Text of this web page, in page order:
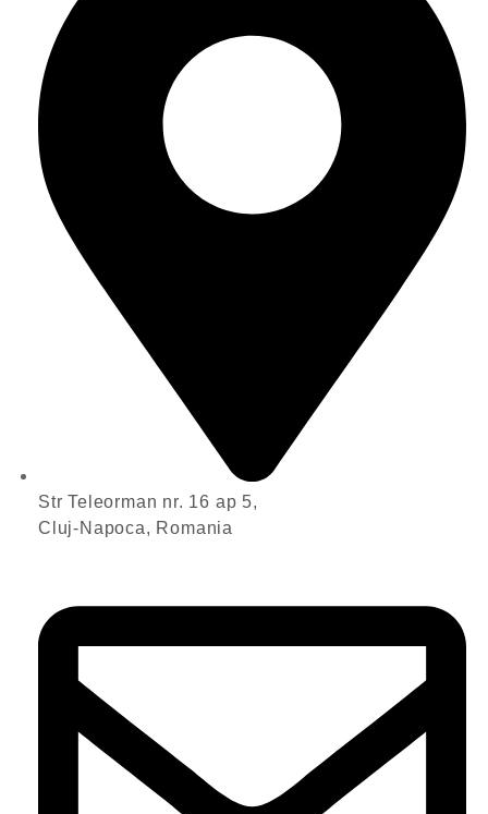
Str Teleorman nr. 16 ap 5,
Cluj-Napoca, Romania